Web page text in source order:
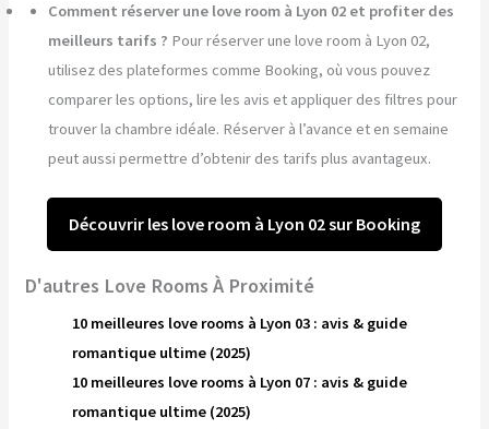
Comment réserver une love room à Lyon 02 et profiter des
meilleurs tarifs ? Pour réserver une love room à Lyon 02,
utilisez des plateformes comme Booking, où vous pouvez
comparer les options, lire les avis et appliquer des filtres pour
trouver la chambre idéale. Réserver à l’avance et en semaine
peut aussi permettre d’obtenir des tarifs plus avantageux.
Découvrir les love room à Lyon 02 sur Booking
D'autres Love Rooms À Proximité
10 meilleures love rooms à Lyon 03 : avis & guide
romantique ultime (2025)
10 meilleures love rooms à Lyon 07 : avis & guide
romantique ultime (2025)